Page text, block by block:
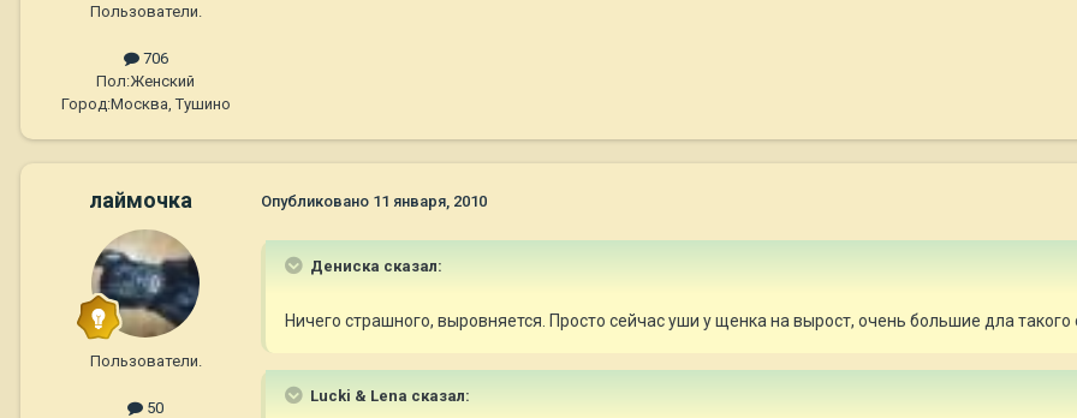
Пользователи.
706
Пол:Женский
Город:Москва, Тушино
лаймочка
Пользователи.
50
Опубликовано 11 января, 2010
Дениска сказал:
Ничего страшного, выровняется. Просто сейчас уши у щенка на вырост, очень большие дла
Lucki & Lena сказал: